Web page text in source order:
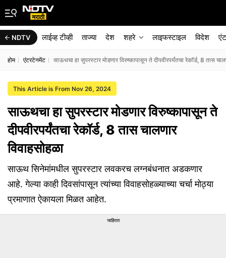
NDTV लाईव्ह टीव्ही ताज्या देश शहरे लाइफस्टाइल विदेश
होम एंटरटेनमेंट साऊथचा हा सुपरस्टार मोडणार विरुष्कापासून ते दीपवीरपर्यंतचा रेकॉर्ड, 8 तास
This Article is From Nov 26, 2024
साऊथचा हा सुपरस्टार मोडणार विरुष्कापासून ते
दीपवीरपर्यंतचा रेकॉर्ड, 8 तास चालणार
विवाहसोहळा
साऊथ सिनेमांमधील सुपरस्टार लवकरच लग्नबंधनात अडकणार
आहे. गेल्या काही दिवसांपासून त्यांच्या विवाहसोहळ्याच्या चर्चा मोठ्या
प्रमाणात ऐकायला मिळत आहेत.
जाहिरात